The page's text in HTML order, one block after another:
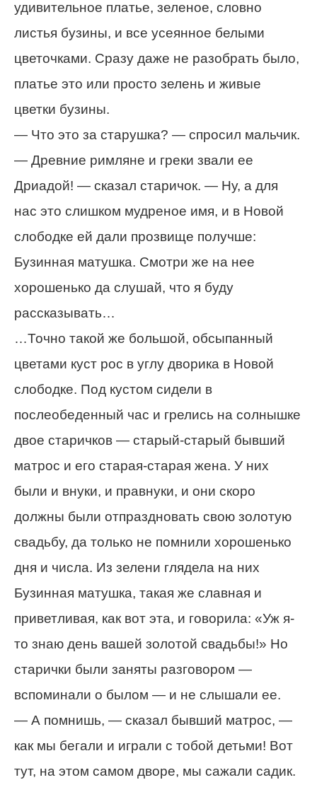
удивительное платье, зеленое, словно
листья бузины, и все усеянное белыми
цветочками. Сразу даже не разобрать было,
платье это или просто зелень и живые
цветки бузины.
— Что это за старушка? — спросил мальчик.
— Древние римляне и греки звали ее
Дриадой! — сказал старичок. — Ну, а для
нас это слишком мудреное имя, и в Новой
слободке ей дали прозвище получше:
Бузинная матушка. Смотри же на нее
хорошенько да слушай, что я буду
рассказывать…
…Точно такой же большой, обсыпанный
цветами куст рос в углу дворика в Новой
слободке. Под кустом сидели в
послеобеденный час и грелись на солнышке
двое старичков — старый-старый бывший
матрос и его старая-старая жена. У них
были и внуки, и правнуки, и они скоро
должны были отпраздновать свою золотую
свадьбу, да только не помнили хорошенько
дня и числа. Из зелени глядела на них
Бузинная матушка, такая же славная и
приветливая, как вот эта, и говорила: «Уж я-
то знаю день вашей золотой свадьбы!» Но
старички были заняты разговором —
вспоминали о былом — и не слышали ее.
— А помнишь, — сказал бывший матрос, —
как мы бегали и играли с тобой детьми! Вот
тут, на этом самом дворе, мы сажали садик.